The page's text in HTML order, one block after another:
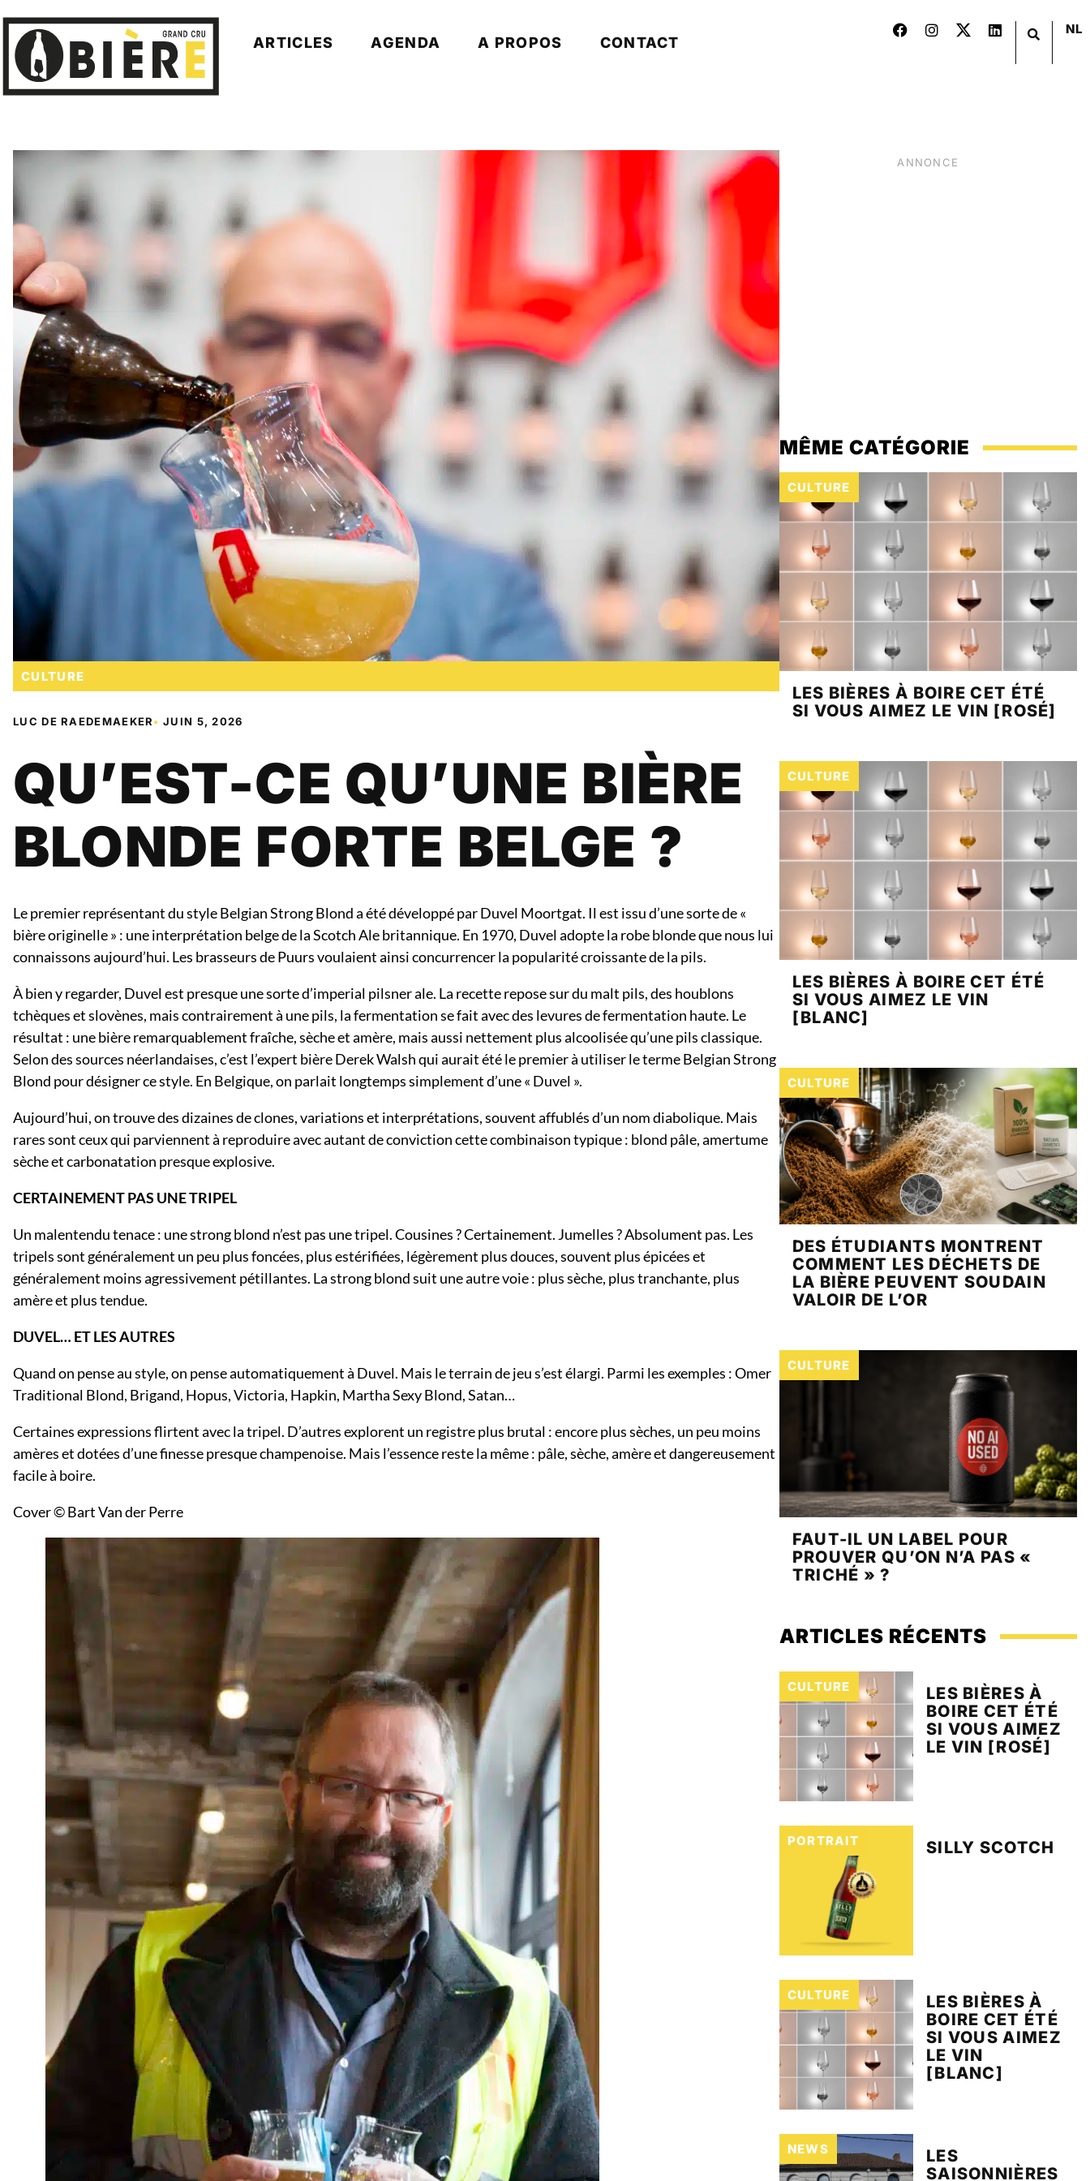
ARTICLES AGENDA A PROPOS CONTACT
NL
CULTURE
LUC DE RAEDEMAEKER•JUIN 5, 2026
QU’EST-CE QU’UNE BIÈRE
BLONDE FORTE BELGE ?
Le premier représentant du style Belgian Strong Blond a été développé par Duvel Moortgat. Il est issu d’une sorte de «
bière originelle » : une interprétation belge de la Scotch Ale britannique. En 1970, Duvel adopte la robe blonde que nous lui
connaissons aujourd’hui. Les brasseurs de Puurs voulaient ainsi concurrencer la popularité croissante de la pils.
À bien y regarder, Duvel est presque une sorte d’imperial pilsner ale. La recette repose sur du malt pils, des houblons
tchèques et slovènes, mais contrairement à une pils, la fermentation se fait avec des levures de fermentation haute. Le
résultat : une bière remarquablement fraîche, sèche et amère, mais aussi nettement plus alcoolisée qu’une pils classique.
Selon des sources néerlandaises, c’est l’expert bière Derek Walsh qui aurait été le premier à utiliser le terme Belgian Strong
Blond pour désigner ce style. En Belgique, on parlait longtemps simplement d’une « Duvel ».
Aujourd’hui, on trouve des dizaines de clones, variations et interprétations, souvent affublés d’un nom diabolique. Mais
rares sont ceux qui parviennent à reproduire avec autant de conviction cette combinaison typique : blond pâle, amertume
sèche et carbonatation presque explosive.
CERTAINEMENT PAS UNE TRIPEL
Un malentendu tenace : une strong blond n’est pas une tripel. Cousines ? Certainement. Jumelles ? Absolument pas. Les
tripels sont généralement un peu plus foncées, plus estérifiées, légèrement plus douces, souvent plus épicées et
généralement moins agressivement pétillantes. La strong blond suit une autre voie : plus sèche, plus tranchante, plus
amère et plus tendue.
DUVEL… ET LES AUTRES
Quand on pense au style, on pense automatiquement à Duvel. Mais le terrain de jeu s’est élargi. Parmi les exemples : Omer
Traditional Blond, Brigand, Hopus, Victoria, Hapkin, Martha Sexy Blond, Satan…
Certaines expressions flirtent avec la tripel. D’autres explorent un registre plus brutal : encore plus sèches, un peu moins
amères et dotées d’une finesse presque champenoise. Mais l’essence reste la même : pâle, sèche, amère et dangereusement
facile à boire.
Cover © Bart Van der Perre
ANNONCE
MÊME CATÉGORIE
CULTURE
LES BIÈRES À BOIRE CET ÉTÉ
SI VOUS AIMEZ LE VIN [ROSÉ]
CULTURE
LES BIÈRES À BOIRE CET ÉTÉ
SI VOUS AIMEZ LE VIN
[BLANC]
CULTURE
DES ÉTUDIANTS MONTRENT
COMMENT LES DÉCHETS DE
LA BIÈRE PEUVENT SOUDAIN
VALOIR DE L’OR
CULTURE
FAUT-IL UN LABEL POUR
PROUVER QU’ON N’A PAS «
TRICHÉ » ?
ARTICLES RÉCENTS
CULTURE
LES BIÈRES À
BOIRE CET ÉTÉ
SI VOUS AIMEZ
LE VIN [ROSÉ]
PORTRAIT SILLY SCOTCH
CULTURE
LES BIÈRES À
BOIRE CET ÉTÉ
SI VOUS AIMEZ
LE VIN
[BLANC]
NEWS
LES
SAISONNIÈRES